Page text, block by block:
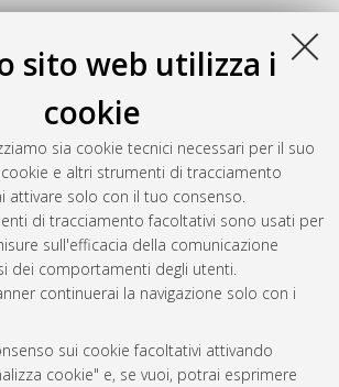
sito web utilizza i
cookie
sia cookie tecnici necessari per il suo
e altri strumenti di tracciamento
attivare solo con il tuo consenso.
di tracciamento facoltativi sono usati per
sull'efficacia della comunicazione
dei comportamenti degli utenti.
continuerai la navigazione solo con i
sui cookie facoltativi attivando
cookie" e, se vuoi, potrai esprimere
Indagine sull'albo illustrato tra nuclei
categorie interpretative e tendenze
thesis], Alma Mater Studiorum
Dottorato di ricerca inScienze
generata il Thu Aug 6 20:48:13 2026